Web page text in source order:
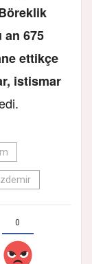
an 675
ettikçe
istismar
0